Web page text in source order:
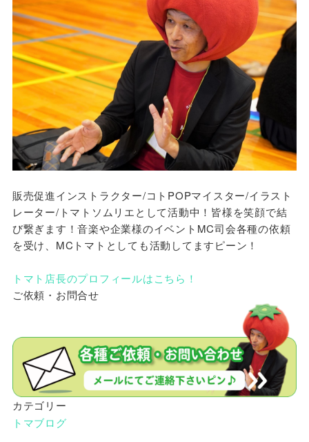
販売促進インストラクター/コトPOPマイスター/イラスト
レーター/トマトソムリエとして活動中！皆様を笑顔で結
び繋ぎます！音楽や企業様のイベントMC司会各種の依頼
を受け、MCトマトとしても活動してますピーン！
トマト店長のプロフィールはこちら！
ご依頼・お問合せ
カテゴリー
トマブログ